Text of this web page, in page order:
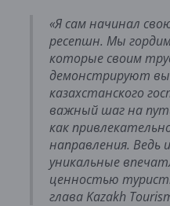
«Я сам начинал
ресепшн. Мы
которые своим
демонстрируют
казахстанского
важный шаг на
как
направления.
уникальные
ценностью
глава Kazakh